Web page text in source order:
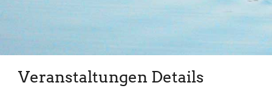
Veranstaltungen Details